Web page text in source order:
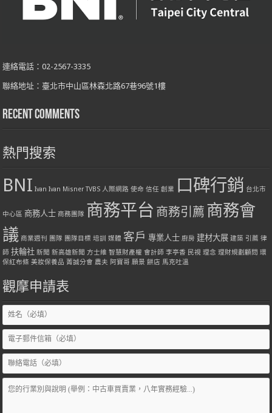
連絡電話：02-2567-3335
聯絡地址：臺北市中山區林森北路67巷96號1樓
Recent Comments
熱門搜索
BNI Ivan Ivan Misner TVBS 人際網路 使命 信任 創業 口碑行銷 台北市
中心區 商務人士 商務團隊 商務平台 商務引薦 商務會
議 商業週刊 團隊 團隊目標 培訓 媒體 客戶 專業人士 廚房 建材大展 建築 引薦 律
師 扶輪社 新聞 新高雄新聞 方士維 智慧財產權 會計師 李亭香 民視 理念 理財規劃顧問 環
保紅布條 美妝保養品 菁誠分會 農夫 阿寶哥 願景 餅店 馬克吐溫
觀摩申請表